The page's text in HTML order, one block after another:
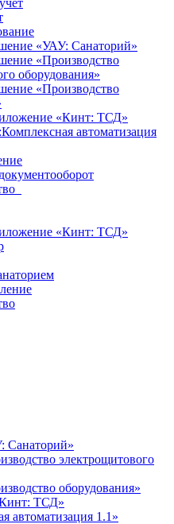
«УАУ: Санаторий»
«Производство
оборудования»
«Производство
«Кинт: ТСД»
автоматизация
«Кинт: ТСД»
Санаторий»
электрощитового
оборудования»
ТСД»
автоматизация 1.1»